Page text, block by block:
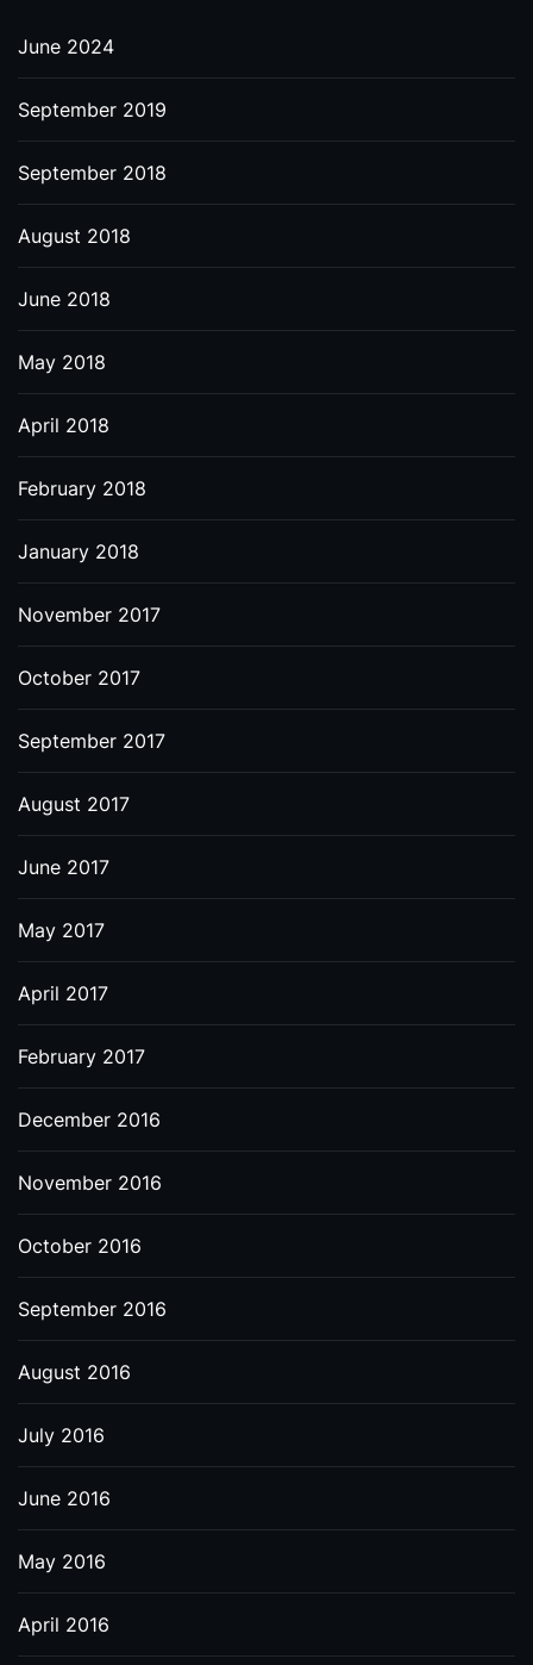
June 2024
September 2019
September 2018
August 2018
June 2018
May 2018
April 2018
February 2018
January 2018
November 2017
October 2017
September 2017
August 2017
June 2017
May 2017
April 2017
February 2017
December 2016
November 2016
October 2016
September 2016
August 2016
July 2016
June 2016
May 2016
April 2016